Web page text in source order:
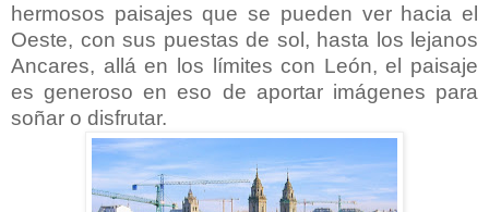
hermosos paisajes que se pueden ver hacia el
Oeste, con sus puestas de sol, hasta los lejanos
Ancares, allá en los límites con León, el paisaje
es generoso en eso de aportar imágenes para
soñar o disfrutar.